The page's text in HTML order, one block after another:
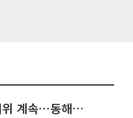
[내일 날씨] 폭염 한풀 꺾여도 무더위 계속⋯동해안 이틀 연속 비